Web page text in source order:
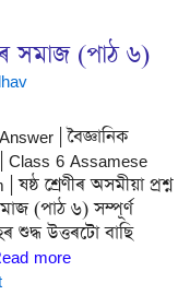
সমাজ (পাঠ ৬)
| বৈজ্ঞানিক
6 Assamese
শ্ৰেণীৰ অসমীয়া প্ৰশ্ন
(পাঠ ৬) সম্পূৰ্ণ
শুদ্ধ উত্তৰটো বাছি
more